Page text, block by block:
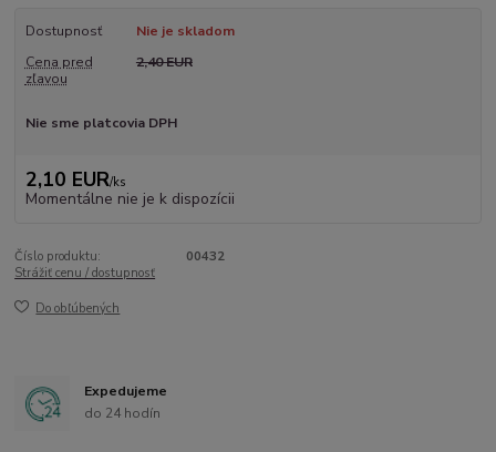
Dostupnosť
Nie je skladom
Cena pred
zľavou
2,40 EUR
Nie sme platcovia DPH
2,10 EUR/ks
Momentálne nie je k dispozícii
Číslo produktu:
00432
Strážiť cenu / dostupnosť
Do obľúbených
Expedujeme
do 24 hodín